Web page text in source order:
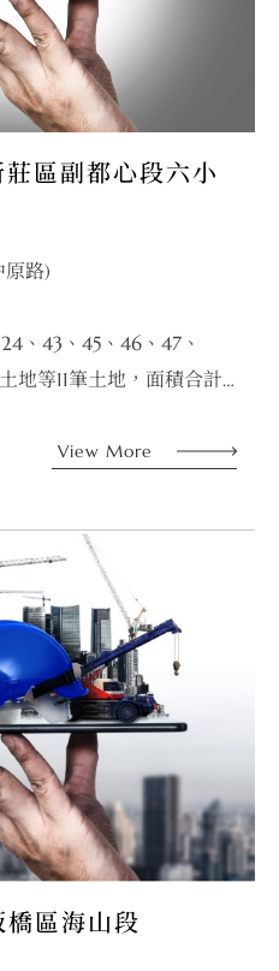
區副都心段六小
路)
、43、45、46、47、
地等11筆土地，面積合計
積為3,544.76㎡，佔
View More
區海山段